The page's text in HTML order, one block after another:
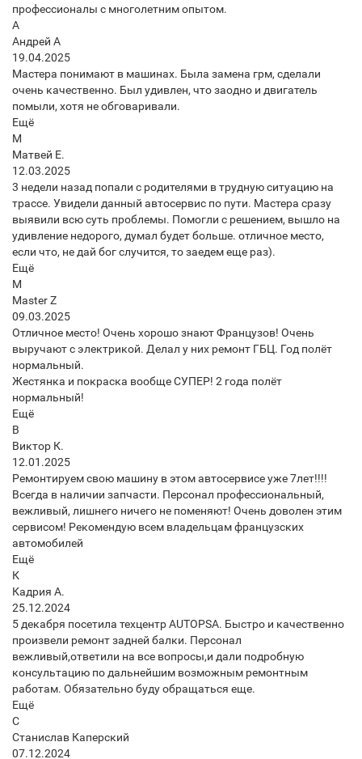
профессионалы с многолетним опытом.
А
Андрей А
19.04.2025
Мастера понимают в машинах. Была замена грм, сделали
очень качественно. Был удивлен, что заодно и двигатель
помыли, хотя не обговаривали.
Ещё
М
Матвей Е.
12.03.2025
3 недели назад попали с родителями в трудную ситуацию на
трассе. Увидели данный автосервис по пути. Мастера сразу
выявили всю суть проблемы. Помогли с решением, вышло на
удивление недорого, думал будет больше. отличное место,
если что, не дай бог случится, то заедем еще раз).
Ещё
M
Master Z
09.03.2025
Отличное место! Очень хорошо знают Французов! Очень
выручают с электрикой. Делал у них ремонт ГБЦ. Год полëт
нормальный.
Жестянка и покраска вообще СУПЕР! 2 года полëт
нормальный!
Ещё
В
Виктор К.
12.01.2025
Ремонтируем свою машину в этом автосервисе уже 7лет!!!!
Всегда в наличии запчасти. Персонал профессиональный,
вежливый, лишнего ничего не поменяют! Очень доволен этим
сервисом! Рекомендую всем владельцам французских
автомобилей
Ещё
К
Кадрия А.
25.12.2024
5 декабря посетила техцентр AUTOPSA. Быстро и качественно
произвели ремонт задней балки. Персонал
вежливый,ответили на все вопросы,и дали подробную
консультацию по дальнейшим возможным ремонтным
работам. Обязательно буду обращаться еще.
Ещё
С
Станислав Каперский
07.12.2024